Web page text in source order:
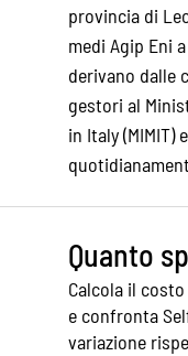
provincia di
medi Agip Eni
derivano dalle
gestori al
in Italy
Quanto
Calcola il
e confronta
variazione